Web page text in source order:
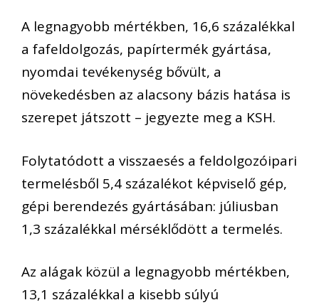
A legnagyobb mértékben, 16,6 százalékkal
a fafeldolgozás, papírtermék gyártása,
nyomdai tevékenység bővült, a
növekedésben az alacsony bázis hatása is
szerepet játszott – jegyezte meg a KSH.
Folytatódott a visszaesés a feldolgozóipari
termelésből 5,4 százalékot képviselő gép,
gépi berendezés gyártásában: júliusban
1,3 százalékkal mérséklődött a termelés.
Az alágak közül a legnagyobb mértékben,
13,1 százalékkal a kisebb súlyú